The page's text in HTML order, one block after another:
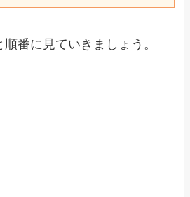
番に見ていきましょう。